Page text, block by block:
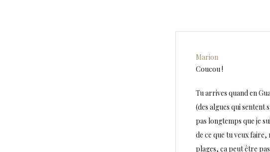
Marion
Coucou !
Tu arrives quand en
(des algues qui sentent
pas longtemps que je
de ce que tu veux faire,
plages, ça peut être